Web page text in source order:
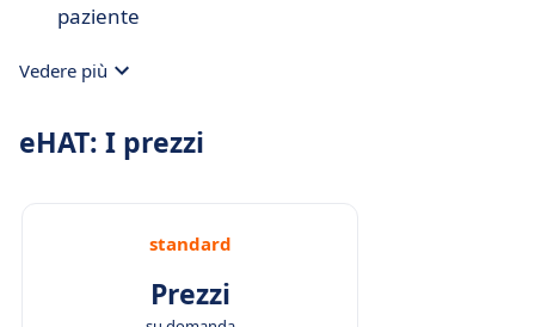
paziente
Vedere più
eHAT: I prezzi
standard
Prezzi